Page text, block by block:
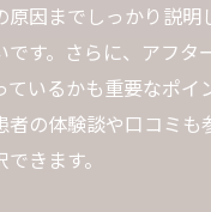
原因までしっかり説明
です。さらに、アフタ
ているかも重要なポイ
者の体験談や口コミも
きます。